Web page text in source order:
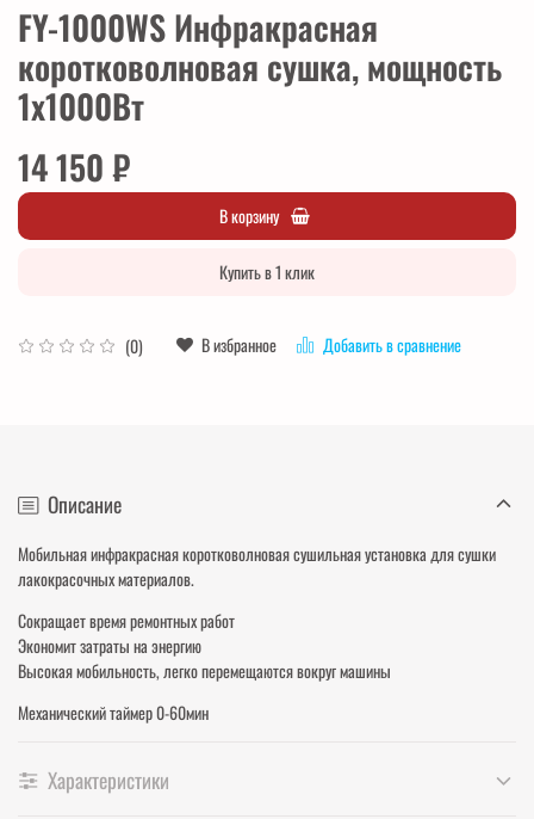
FY-1000WS Инфракрасная
коротковолновая сушка, мощность
1х1000Вт
(0) В избранное Добавить в сравнение
14 150 ₽
В корзину
Купить в 1 клик
Описание
Мобильная инфракрасная коротковолновая сушильная установка для сушки
лакокрасочных материалов.
Сокращает время ремонтных работ
Экономит затраты на энергию
Высокая мобильность, легко перемещаются вокруг машины
Механический таймер 0-60мин
Характеристики